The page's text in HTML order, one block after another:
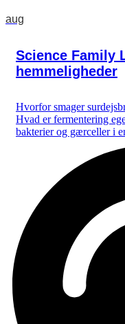
aug
Science Family
hemmeligheder
Hvorfor smager
Hvad er fermentering
bakterier og gærceller i